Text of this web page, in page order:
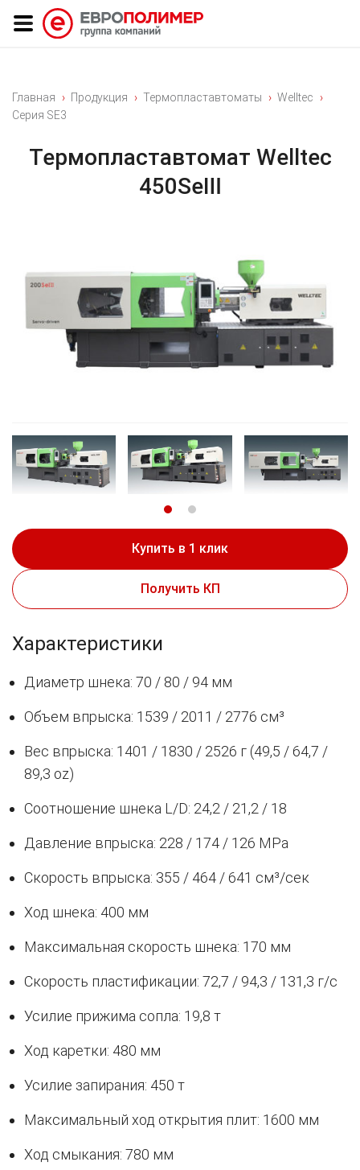
Главная Продукция Термопластавтоматы
Welltec
Серия SE3
Термопластавтомат Welltec
450SeⅢ
Купить в 1 клик
Получить КП
Характеристики
Диаметр шнека: 70 / 80 / 94 мм
Объем впрыска: 1539 / 2011 / 2776 см³
Вес впрыска: 1401 / 1830 / 2526 г (49,5 / 64,7 /
89,3 oz)
Соотношение шнека L/D: 24,2 / 21,2 / 18
Давление впрыска: 228 / 174 / 126 MPa
Скорость впрыска: 355 / 464 / 641 см³/сек
Ход шнека: 400 мм
Максимальная скорость шнека: 170 мм
Скорость пластификации: 72,7 / 94,3 / 131,3 г/с
Усилие прижима сопла: 19,8 т
Ход каретки: 480 мм
Усилие запирания: 450 т
Максимальный ход открытия плит: 1600 мм
Ход смыкания: 780 мм